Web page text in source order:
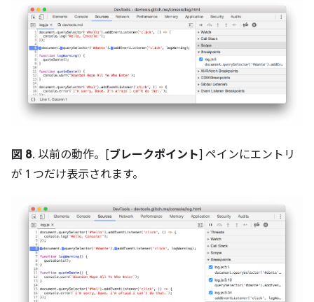
図 8. 以前の動作。[ブレークポイント] ペインにエントリ
が 1 つだけ表示されます。